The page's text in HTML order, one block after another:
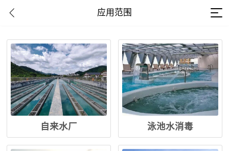
应用范围
自来水厂 泳池水消毒